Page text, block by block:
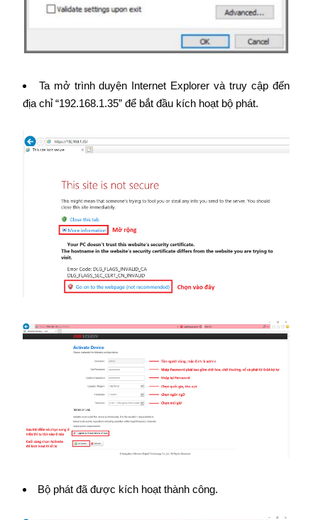
Ta mở trình duyện Internet Explorer và truy cập đến
địa chỉ “192.168.1.35” để bắt đầu kích hoạt bộ phát.
Bộ phát đã được kích hoạt thành công.